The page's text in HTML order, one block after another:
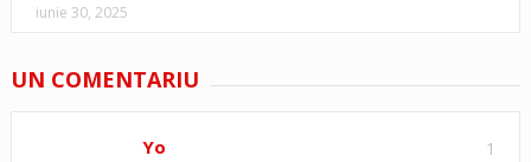
iunie 30, 2025
UN COMENTARIU
1
Yo